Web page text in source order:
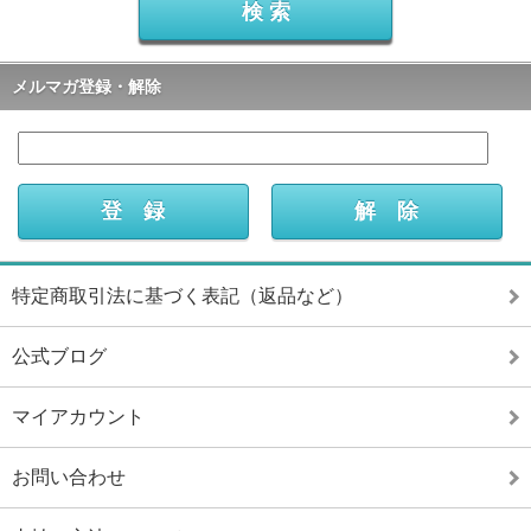
メルマガ登録・解除
特定商取引法に基づく表記（返品など）
公式ブログ
マイアカウント
お問い合わせ